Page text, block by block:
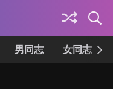
男同志 女同志